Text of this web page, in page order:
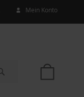
Mein Konto